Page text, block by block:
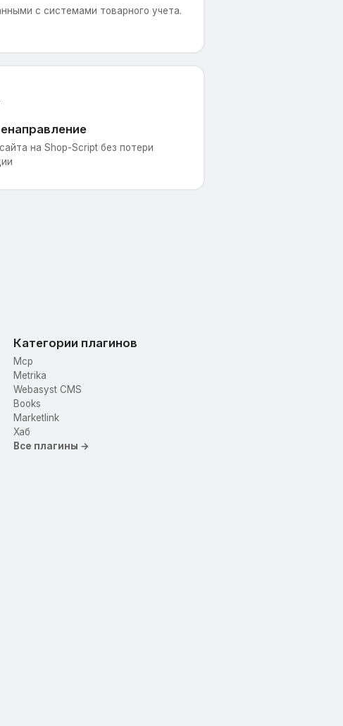
с системами товарного учета.
на Shop-Script без потери
Категории плагинов
Mcp
Metrika
Webasyst CMS
Books
Marketlink
Хаб
Все плагины →